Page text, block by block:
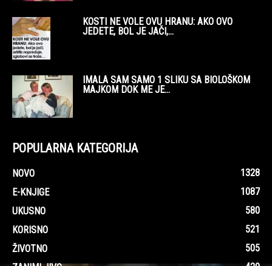
KOSTI NE VOLE OVU HRANU: AKO OVO
JEDETE, BOL JE JAČI,...
IMALA SAM SAMO 1 SLIKU SA BIOLOŠKOM
MAJKOM DOK ME JE...
POPULARNA KATEGORIJA
NOVO
1328
E-KNJIGE
1087
UKUSNO
580
KORISNO
521
ŽIVOTNO
505